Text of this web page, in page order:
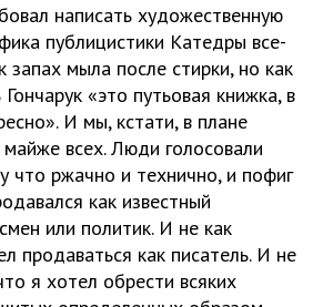
написать художественную
публицистики Катедры все-
запах мыла после стирки, но как
«это путьовая книжка, в
И мы, кстати, в плане
всех. Люди голосовали
что ржачно и технично, и пофиг
как известный
или политик. И не как
продаваться как писатель. И не
я хотел обрести всяких